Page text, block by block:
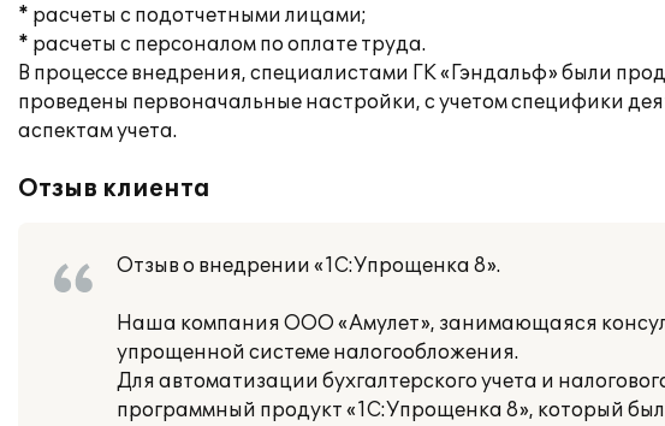
* расчеты с подотчетными лицами;
* расчеты с персоналом по оплате труда.
В процессе внедрения, специалистами ГК «Гэндальф» были
проведены первоначальные настройки, с учетом специфики
аспектам учета.
Отзыв клиента
Отзыв о внедрении «1С:Упрощенка 8».
Наша компания ООО «Амулет», занимающаяся
упрощенной системе налогообложения.
Для автоматизации бухгалтерского учета и
программный продукт «1С:Упрощенка 8», который